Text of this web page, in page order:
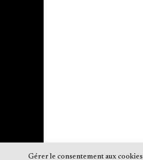
Gérer le consentement aux cookies